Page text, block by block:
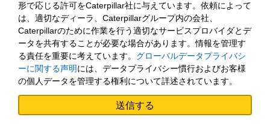
形で応じる許可をCaterpillar社に与えています。依頼によって
は、適切なディーラ、Caterpillarグループ内の会社、
Caterpillarのために作業を行う適切なサービスプロバイダとデ
ータを共有することが必要な場合があります。情報を管理す
る責任を重要に考えています。 グローバルデータプライバシ
ーに関する声明には、データプライバシー慣行およびお客様
の個人データを管理する権利について詳述されています。